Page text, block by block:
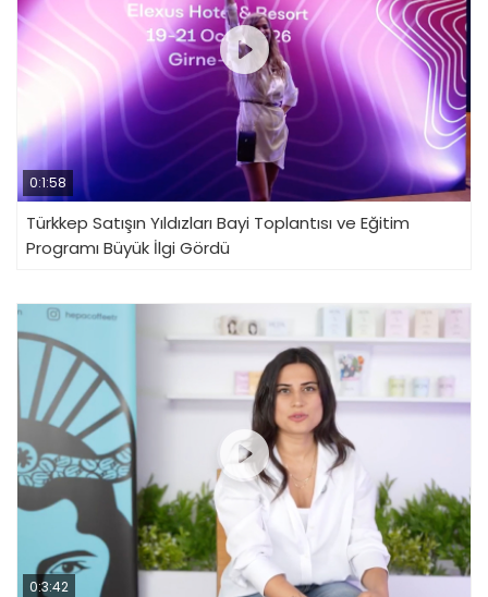
0:1:58
Türkkep Satışın Yıldızları Bayi Toplantısı ve Eğitim
Programı Büyük İlgi Gördü
0:3:42